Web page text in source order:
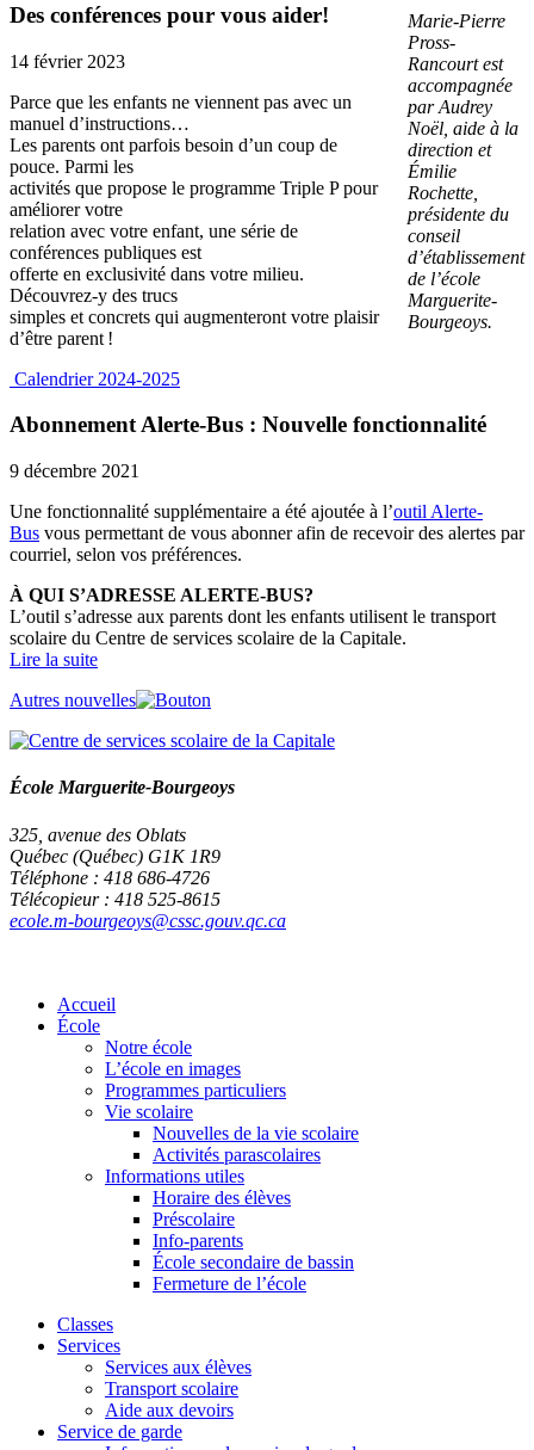
Marie-Pierre
Pross-
Rancourt est
accompagnée
par Audrey
Noël, aide à la
direction et
Émilie
Rochette,
présidente du
conseil
d’établissement
de l’école
Marguerite-
Bourgeoys.
Des conférences pour vous aider!
14 février 2023
Parce que les enfants ne viennent pas avec un
manuel d’instructions…
Les parents ont parfois besoin d’un coup de
pouce. Parmi les
activités que propose le programme Triple P pour
améliorer votre
relation avec votre enfant, une série de
conférences publiques est
offerte en exclusivité dans votre milieu.
Découvrez-y des trucs
simples et concrets qui augmenteront votre plaisir
d’être parent !
Calendrier 2024-2025
Abonnement Alerte-Bus : Nouvelle fonctionnalité
9 décembre 2021
Une fonctionnalité supplémentaire a été ajoutée à l’outil Alerte-
Bus vous permettant de vous abonner afin de recevoir des alertes par
courriel, selon vos préférences.
À QUI S’ADRESSE ALERTE-BUS?
L’outil s’adresse aux parents dont les enfants utilisent le transport
scolaire du Centre de services scolaire de la Capitale.
Lire la suite
Autres nouvelles
École Marguerite-Bourgeoys
325, avenue des Oblats
Québec (Québec) G1K 1R9
Téléphone : 418 686-4726
Télécopieur : 418 525-8615
ecole.m-bourgeoys@cssc.gouv.qc.ca
Accueil
École
Notre école
L’école en images
Programmes particuliers
Vie scolaire
Nouvelles de la vie scolaire
Activités parascolaires
Informations utiles
Horaire des élèves
Préscolaire
Info-parents
École secondaire de bassin
Fermeture de l’école
Classes
Services
Services aux élèves
Transport scolaire
Aide aux devoirs
Service de garde